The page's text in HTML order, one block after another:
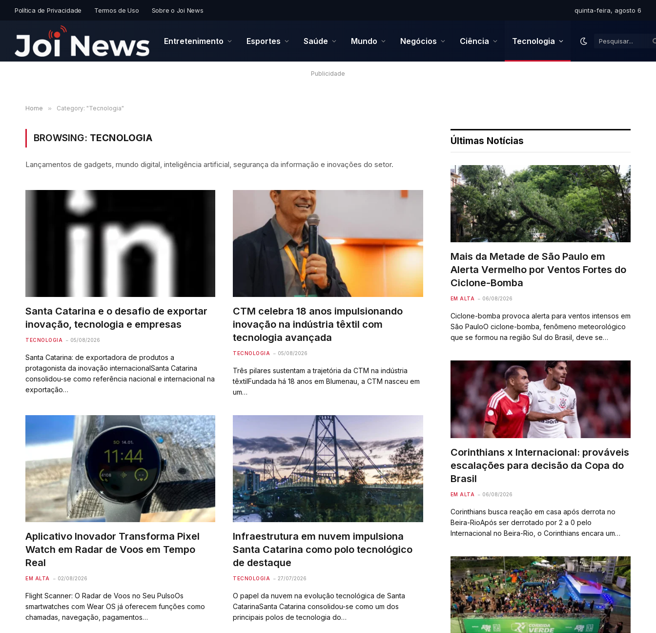
Política de Privacidade Termos de Uso Sobre o Joi News quinta-feira, agosto 6
Entretenimento Esportes Saúde Mundo Negócios Ciência Tecnologia
Publicidade
Home » Category: "Tecnologia"
BROWSING: TECNOLOGIA
Lançamentos de gadgets, mundo digital, inteligência artificial, segurança da informação e inovações do setor.
Santa Catarina e o desafio de exportar
inovação, tecnologia e empresas
TECNOLOGIA 05/08/2026
Santa Catarina: de exportadora de produtos a
protagonista da inovação internacionalSanta Catarina
consolidou-se como referência nacional e internacional na
exportação…
CTM celebra 18 anos impulsionando
inovação na indústria têxtil com
tecnologia avançada
TECNOLOGIA 05/08/2026
Três pilares sustentam a trajetória da CTM na indústria
têxtilFundada há 18 anos em Blumenau, a CTM nasceu em
um…
Aplicativo Inovador Transforma Pixel
Watch em Radar de Voos em Tempo
Real
EM ALTA 02/08/2026
Flight Scanner: O Radar de Voos no Seu PulsoOs
smartwatches com Wear OS já oferecem funções como
chamadas, navegação, pagamentos…
Infraestrutura em nuvem impulsiona
Santa Catarina como polo tecnológico
de destaque
TECNOLOGIA 27/07/2026
O papel da nuvem na evolução tecnológica de Santa
CatarinaSanta Catarina consolidou-se como um dos
principais polos de tecnologia do…
Últimas Notícias
Mais da Metade de São Paulo em
Alerta Vermelho por Ventos Fortes do
Ciclone-Bomba
EM ALTA 06/08/2026
Ciclone-bomba provoca alerta para ventos intensos em
São PauloO ciclone-bomba, fenômeno meteorológico
que se formou na região Sul do Brasil, deve se
sentidos no estado de São Paulo a partir desta…
Corinthians x Internacional: prováveis
escalações para decisão da Copa do
Brasil
EM ALTA 06/08/2026
Corinthians busca reação em casa após derrota no
Beira-RioApós ser derrotado por 2 a 0 pelo
Internacional no Beira-Rio, o Corinthians encara um
para avançar às quartas de final da Copa do Brasil,…